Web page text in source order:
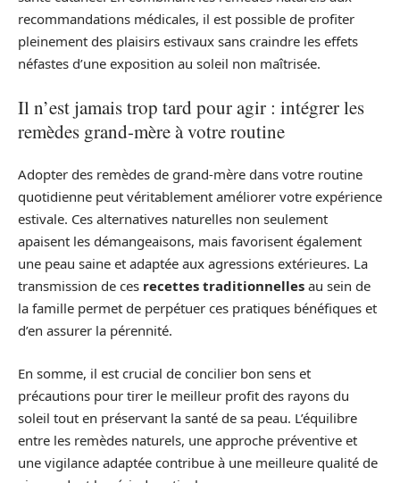
recommandations médicales, il est possible de profiter
pleinement des plaisirs estivaux sans craindre les effets
néfastes d’une exposition au soleil non maîtrisée.
Il n’est jamais trop tard pour agir : intégrer les
remèdes grand-mère à votre routine
Adopter des remèdes de grand-mère dans votre routine
quotidienne peut véritablement améliorer votre expérience
estivale. Ces alternatives naturelles non seulement
apaisent les démangeaisons, mais favorisent également
une peau saine et adaptée aux agressions extérieures. La
transmission de ces recettes traditionnelles au sein de
la famille permet de perpétuer ces pratiques bénéfiques et
d’en assurer la pérennité.
En somme, il est crucial de concilier bon sens et
précautions pour tirer le meilleur profit des rayons du
soleil tout en préservant la santé de sa peau. L’équilibre
entre les remèdes naturels, une approche préventive et
une vigilance adaptée contribue à une meilleure qualité de